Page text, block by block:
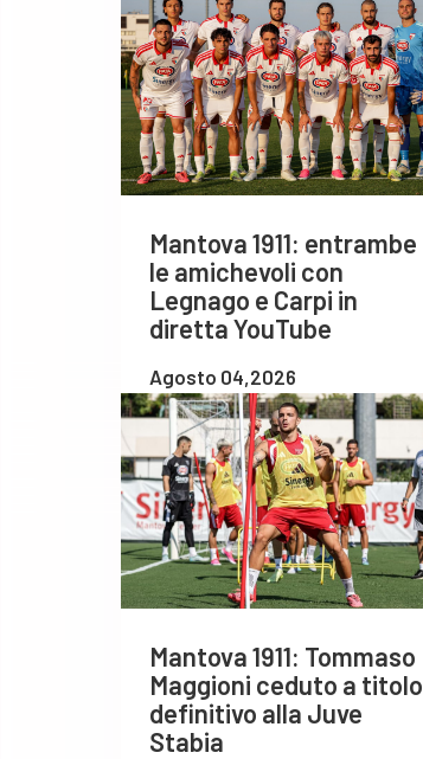
Mantova 1911: entrambe
le amichevoli con
Legnago e Carpi in
diretta YouTube
Agosto 04,2026
Mantova 1911: Tommaso
Maggioni ceduto a titolo
definitivo alla Juve
Stabia